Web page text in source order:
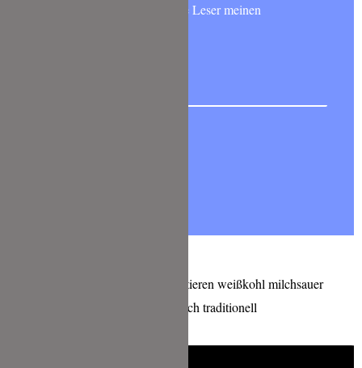
Möchtest Du wie 6000 andere Leser meinen